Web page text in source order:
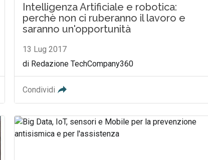
Intelligenza Artificiale e robotica:
perchè non ci ruberanno il lavoro e
saranno un'opportunità
13 Lug 2017
di Redazione TechCompany360
Condividi